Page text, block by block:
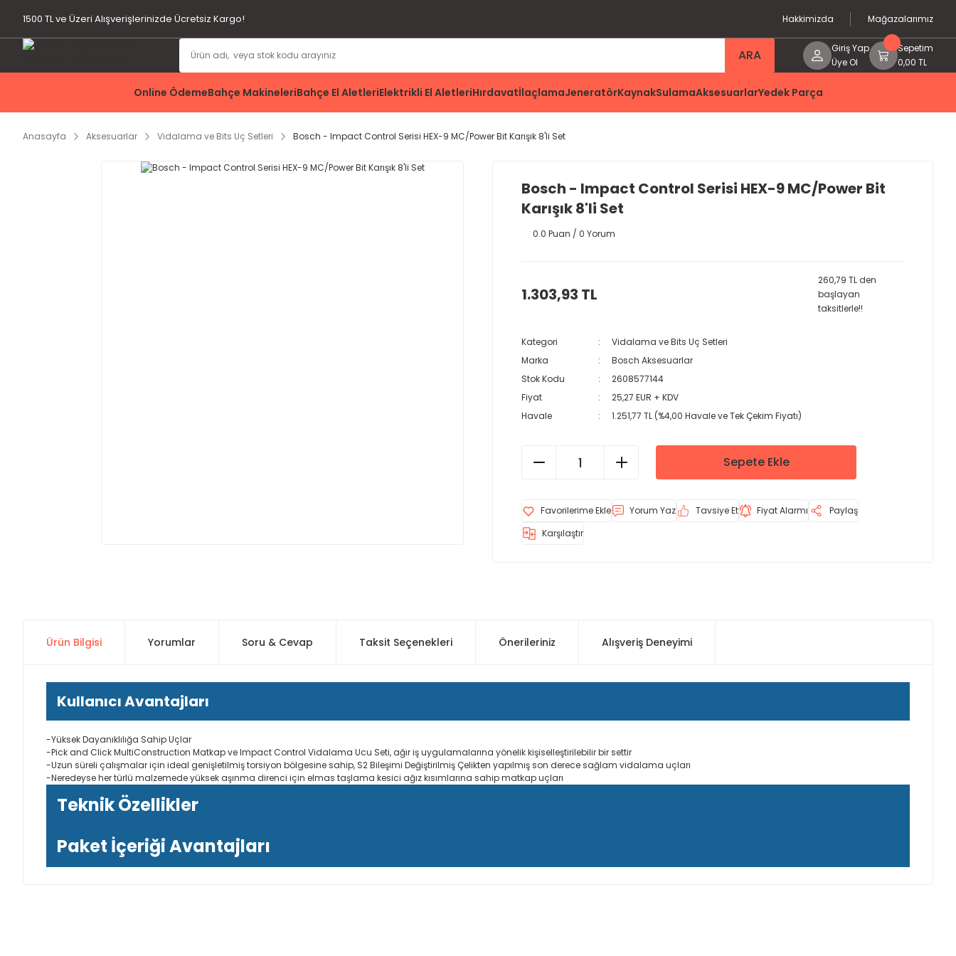
1500 TL ve Üzeri Alışverişlerinizde Ücretsiz Kargo! Hakkimizda Mağazalarımız
ARA
Giriş Yap
Üye Ol
Sepetim
0,00 TL
Online ÖdemeBahçe MakineleriBahçe El AletleriElektrikli El AletleriHırdavatİlaçlamaJeneratörKaynakSulamaAksesuarlarYedek Parça
Anasayfa Aksesuarlar Vidalama ve Bits Uç Setleri Bosch - Impact Control Serisi HEX-9 MC/Power Bit Karışık 8'li Set
Bosch - Impact Control Serisi HEX-9 MC/Power Bit
Karışık 8'li Set
0.0 Puan / 0 Yorum
1.303,93 TL
260,79 TL den
başlayan
taksitlerle!!
Kategori
Vidalama ve Bits Uç Setleri
Marka
Bosch Aksesuarlar
Stok Kodu
2608577144
Fiyat
25,27 EUR + KDV
Havale
1.251,77 TL (%4,00 Havale ve Tek Çekim Fiyatı)
Sepete Ekle
Yorum Yaz Tavsiye Et Fiyat Alarmı
Paylaş
Karşılaştır
Ürün Bilgisi Yorumlar Soru & Cevap Taksit Seçenekleri Önerileriniz Alışveriş Deneyimi
Kullanıcı Avantajları
-Yüksek Dayanıklılığa Sahip Uçlar
-Pick and Click MultiConstruction Matkap ve Impact Control Vidalama Ucu Seti, ağır iş uygulamalarına yönelik kişiselleştirilebilir bir settir
-Uzun süreli çalışmalar için ideal genişletilmiş torsiyon bölgesine sahip, S2 Bileşimi Değiştirilmiş Çelikten yapılmış son derece sağlam vidalama uçları
-Neredeyse her türlü malzemede yüksek aşınma direnci için elmas taşlama kesici ağız kısımlarına sahip matkap uçları
Teknik Özellikler
Paket İçeriği Avantajları